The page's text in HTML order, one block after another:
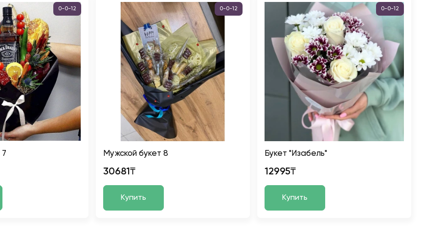
0-0-12
7
0-0-12
Мужской букет 8
30681₸
Купить
0-0-12
Букет "Изабель"
12995₸
Купить